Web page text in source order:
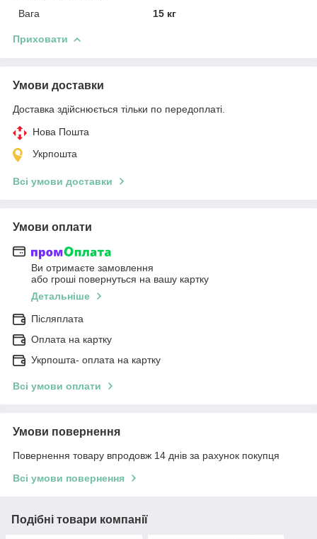
Вага
15 кг
Приховати
Умови доставки
Доставка здійснюється тільки по передоплаті.
Нова Пошта
Укрпошта
Всі умови доставки
Умови оплати
Ви отримаєте замовлення
або гроші повернуться на вашу картку
Детальніше
Післяплата
Оплата на картку
Укрпошта- оплата на картку
Всі умови оплати
Умови повернення
Повернення товару впродовж 14 днів за рахунок покупця
Всі умови повернення
Подібні товари компанії